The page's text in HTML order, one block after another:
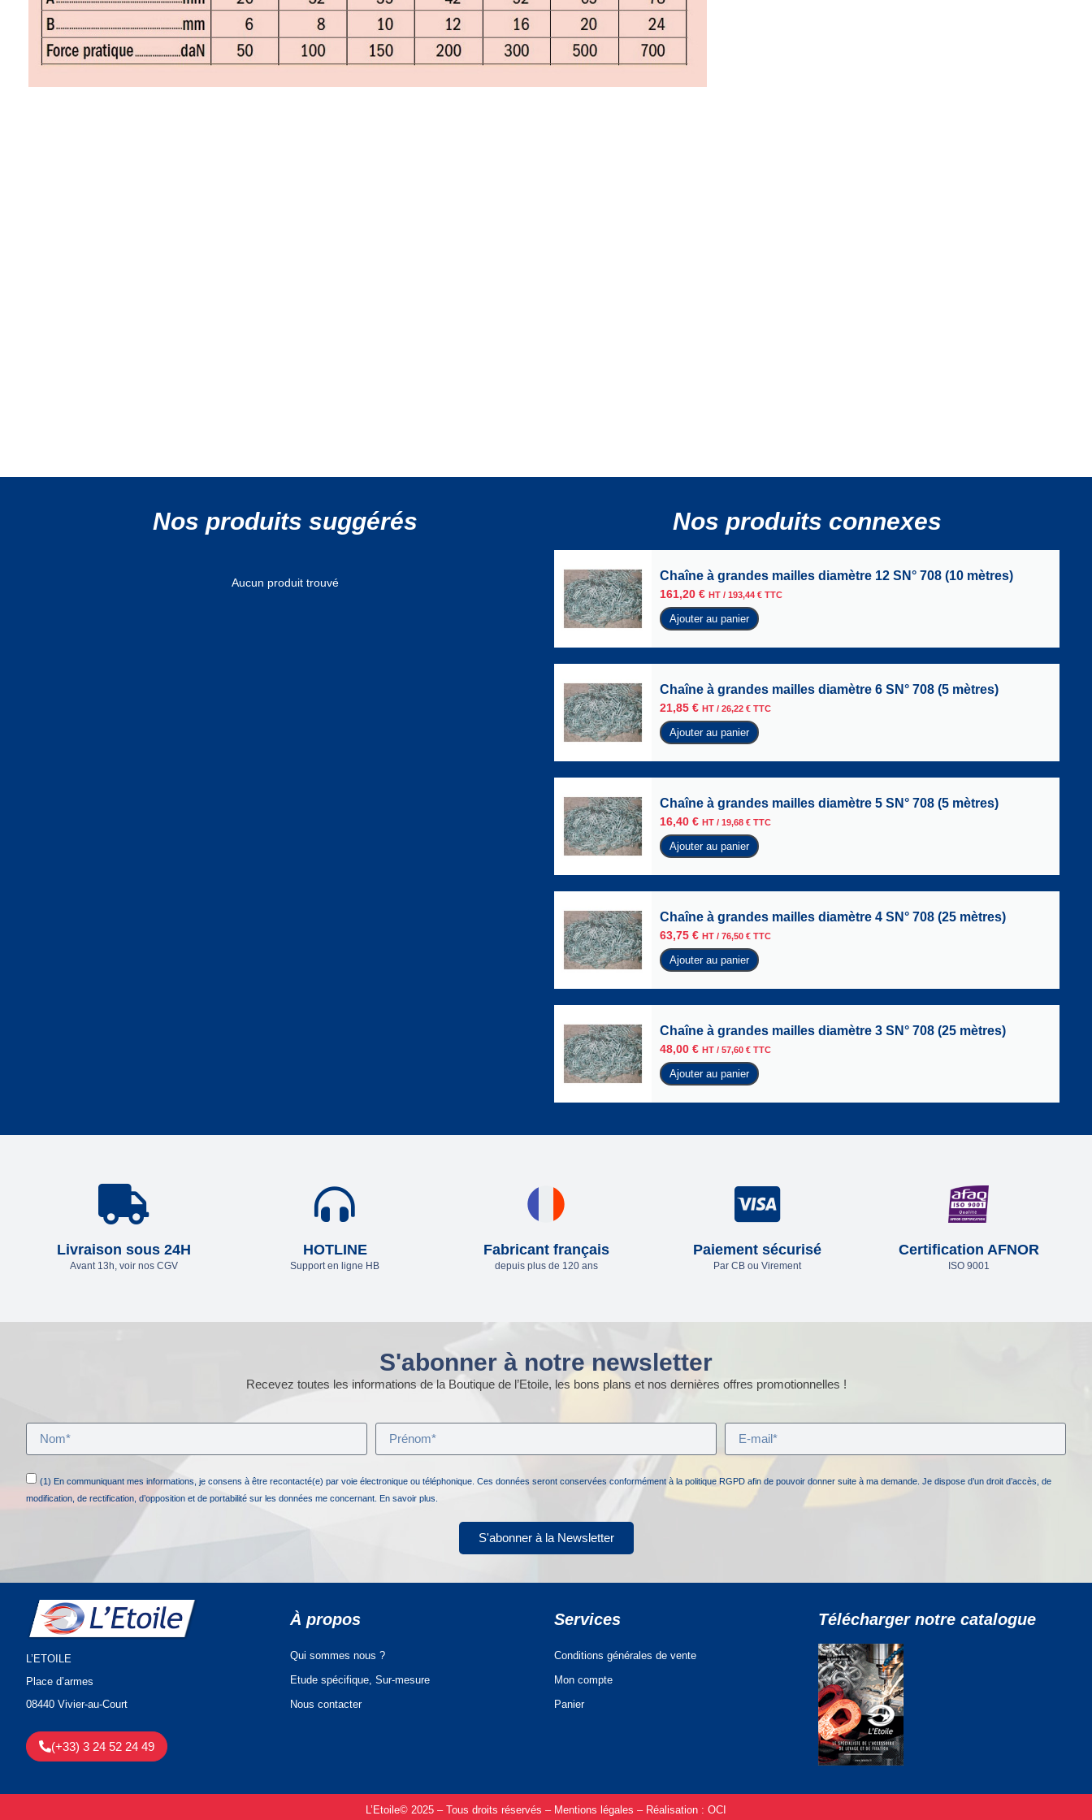
Nos produits suggérés
Aucun produit trouvé
Nos produits connexes
Chaîne à grandes mailles diamètre 12 SN° 708 (10 mètres)
161,20 € HT / 193,44 € TTC
Ajouter au panier
Chaîne à grandes mailles diamètre 6 SN° 708 (5 mètres)
21,85 € HT / 26,22 € TTC
Ajouter au panier
Chaîne à grandes mailles diamètre 5 SN° 708 (5 mètres)
16,40 € HT / 19,68 € TTC
Ajouter au panier
Chaîne à grandes mailles diamètre 4 SN° 708 (25 mètres)
63,75 € HT / 76,50 € TTC
Ajouter au panier
Chaîne à grandes mailles diamètre 3 SN° 708 (25 mètres)
48,00 € HT / 57,60 € TTC
Ajouter au panier
Livraison sous 24H
Avant 13h, voir nos CGV
HOTLINE
Support en ligne HB
Fabricant français
depuis plus de 120 ans
Paiement sécurisé
Par CB ou Virement
Certification AFNOR
ISO 9001
S'abonner à notre newsletter
Recevez toutes les informations de la Boutique de l’Etoile, les bons plans et nos dernières offres promotionnelles !
(1) En communiquant mes informations, je consens à être recontacté(e) par voie électronique ou téléphonique. Ces données seront conservées conformément à la politique RGPD afin de pouvoir donner suite à ma demande. Je dispose d’un droit d’accès, de
modification, de rectification, d’opposition et de portabilité sur les données me concernant. En savoir plus.
S'abonner à la Newsletter
L’ETOILE
Place d’armes
08440 Vivier-au-Court
(+33) 3 24 52 24 49
À propos
Qui sommes nous ?
Etude spécifique, Sur-mesure
Nous contacter
Services
Conditions générales de vente
Mon compte
Panier
Télécharger notre catalogue
L’Etoile© 2025 – Tous droits réservés – Mentions légales – Réalisation : OCI